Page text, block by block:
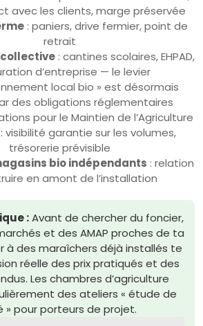
avec les clients, marge préservée
: paniers, drive fermier, point de
retrait
: cantines scolaires, EHPAD,
d’entreprise — le levier
local bio » est désormais
des obligations réglementaires
pour le Maintien de l’Agriculture
visibilité garantie sur les volumes,
trésorerie prévisible
bio indépendants : relation
en amont de l’installation
:Avant de chercher du foncier,
et des AMAP proches de ta
à des maraîchers déjà installés te
réelle des prix pratiqués et des
Les chambres d’agriculture
des ateliers « étude de
» pour porteurs de projet.